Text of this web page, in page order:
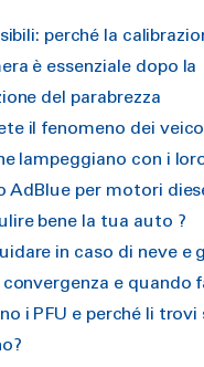
perché la
è essenziale dopo la
del parabrezza
il fenomeno dei
lampeggiano con i
AdBlue per motori
bene la tua auto ?
in caso di neve e
convergenza e quando
i PFU e perché li trovi